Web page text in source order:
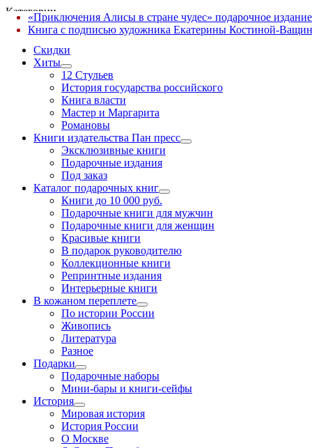
Категории
Скидки
Хиты
12 Стульев
История государства российского
Книга власти
Мастер и Маргарита
Романовы
Книги издательства Пан пресс
Эксклюзивные книги
Подарочные издания
Под заказ
Каталог подарочных книг
Книги до 10 000 руб.
Подарочные книги для мужчин
Подарочные книги для женщин
Красивые книги
В подарок руководителю
Коллекционные книги
Репринтные издания
Интерьерные книги
В кожаном переплете
По истории России
Живопись
Литература
Разное
Подарки
Подарочные наборы
Мини-бары и книги-сейфы
История
Мировая история
История России
О Москве
«Приключения Алисы в стране чудес» подарочное издание
Книга с подписью художника Екатерины Костиной-